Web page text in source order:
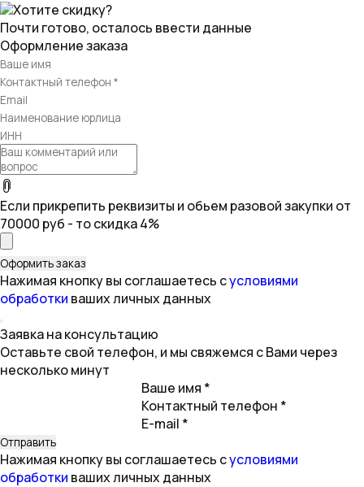
Хотите скидку?
Почти готово, осталось ввести данные
Оформление заказа
Если прикрепить реквизиты и обьем разовой закупки от
70000 руб - то скидка 4%
Нажимая кнопку вы соглашаетесь сусловиями
обработки ваших личных данных
Заявка на консультацию
Оставьте свой телефон, и мы свяжемся с Вами через
несколько минут
Ваше имя *
Контактный телефон *
E-mail *
Нажимая кнопку вы соглашаетесь сусловиями
обработки ваших личных данных